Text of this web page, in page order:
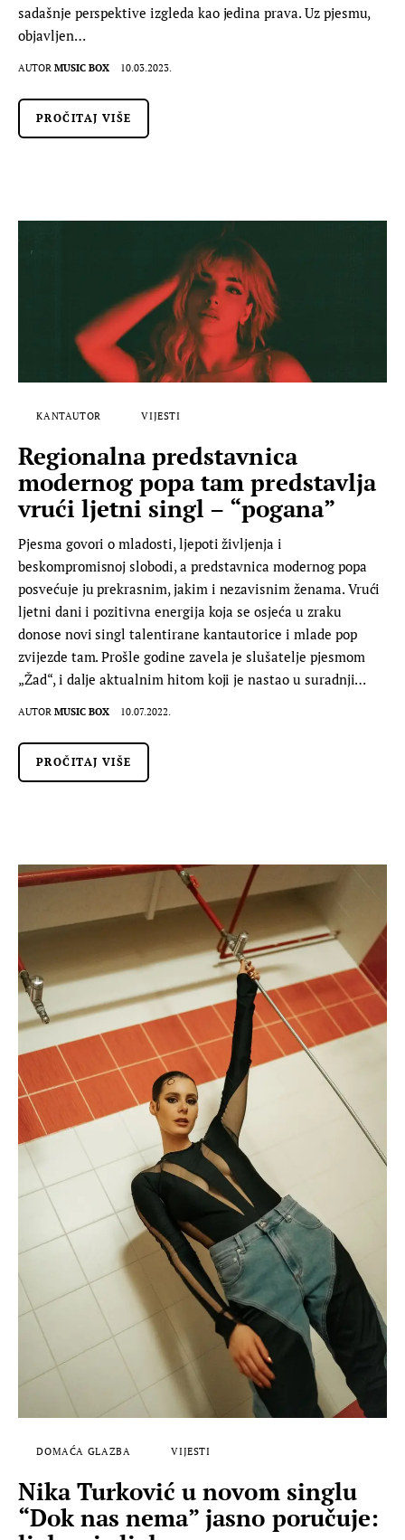
sadašnje perspektive izgleda kao jedina prava. Uz pjesmu,
objavljen…
AUTOR MUSIC BOX 10.03.2023.
PROČITAJ VIŠE
KANTAUTOR VIJESTI
Regionalna predstavnica
modernog popa tam predstavlja
vrući ljetni singl – “pogana”
Pjesma govori o mladosti, ljepoti življenja i
beskompromisnoj slobodi, a predstavnica modernog popa
posvećuje ju prekrasnim, jakim i nezavisnim ženama. Vrući
ljetni dani i pozitivna energija koja se osjeća u zraku
donose novi singl talentirane kantautorice i mlade pop
zvijezde tam. Prošle godine zavela je slušatelje pjesmom
„Žad“, i dalje aktualnim hitom koji je nastao u suradnji…
AUTOR MUSIC BOX 10.07.2022.
PROČITAJ VIŠE
DOMAĆA GLAZBA VIJESTI
Nika Turković u novom singlu
“Dok nas nema” jasno poručuje: